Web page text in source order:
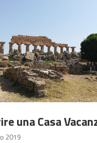
una Casa
2019